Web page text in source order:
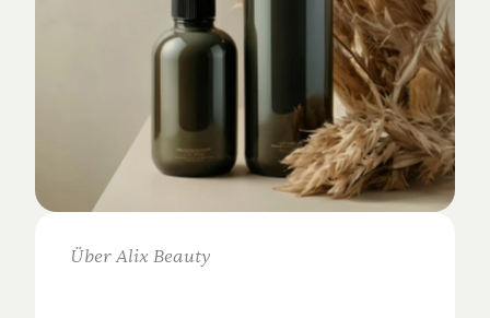
Über Alix Beauty